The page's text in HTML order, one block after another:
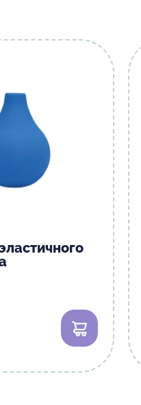
В корзину